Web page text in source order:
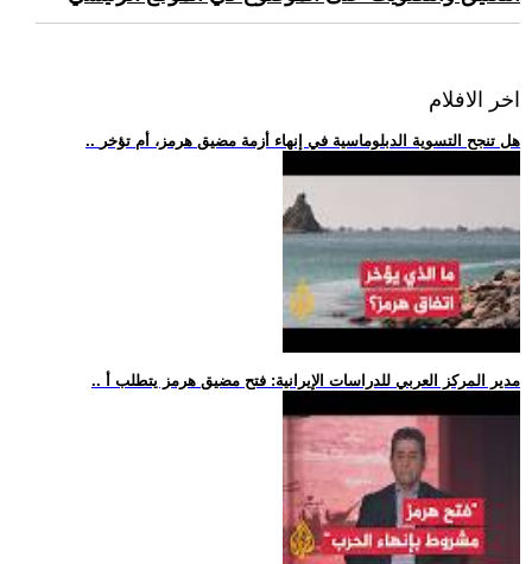
اخر الافلام
.. هل تنجح التسوية الدبلوماسية في إنهاء أزمة مضيق هرمز، أم تؤخر
.. مدير المركز العربي للدراسات الإيرانية: فتح مضيق هرمز يتطلب أ